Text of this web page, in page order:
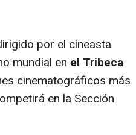
por el cineasta
mundial en el Tribeca
cinematográficos más
en la Sección